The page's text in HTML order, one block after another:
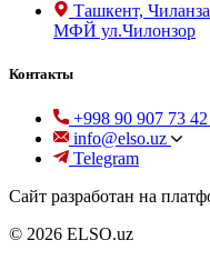
Ташкент,
МФЙ ул.Чилонзор
Контакты
+998 90 907 73 42
info@elso.uz
Telegram
Сайт разработан на
© 2026 ELSO.uz